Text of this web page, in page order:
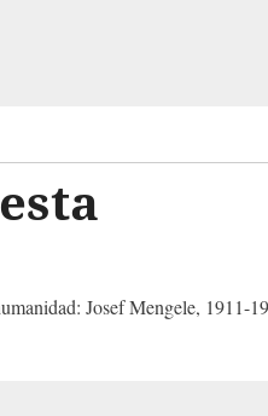
Josef Mengele, 1911-